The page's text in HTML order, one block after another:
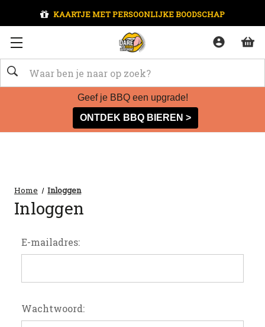
KAARTJE MET PERSOONLIJKE BOODSCHAP
Zoeken
Geef je BBQ een upgrade!
ONTDEK BBQ BIEREN >
Home Inloggen
Inloggen
E-mailadres:
Wachtwoord: